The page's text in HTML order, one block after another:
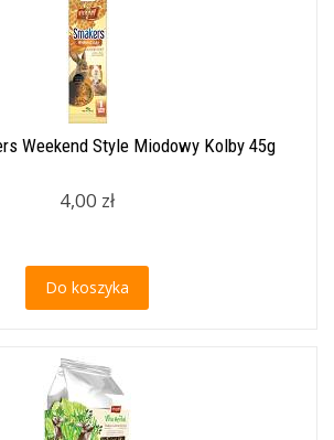
Weekend Style Miodowy Kolby 45g
4,00 zł
Do koszyka